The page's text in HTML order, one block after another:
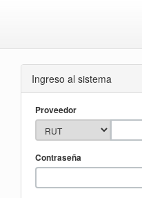
Ingreso al sistema
Proveedor
Contraseña